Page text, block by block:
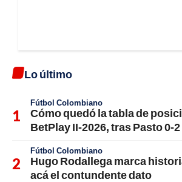
Lo último
Fútbol Colombiano
Cómo quedó la tabla de
BetPlay II-2026, tras Pasto 0-
Fútbol Colombiano
Hugo Rodallega marca
acá el contundente dato